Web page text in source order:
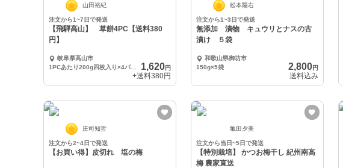
山田裕紀
注文から1~7日で発送
【飛騨高山】 草餅4PC【送料380
円】
岐阜県高山市
1PCあたり200g四枚入り×4パック
1,620円
+送料380円
松本陽右
注文から1~3日で発送
無添加 漬物 キュウリとナスの古
漬け ５袋
和歌山県御坊市
150g×5袋
2,800円
送料込み
庄司知哲
注文から2~4日で発送
【お買い得】皮切れ 塩の梅
亀田夕美
注文から当日~5日で発送
【特別栽培】 かつお梅干し 紀州南高
梅 農家直送